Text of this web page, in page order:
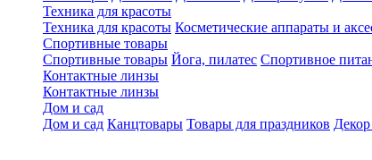
Техника для красоты
Техника для красоты Косметические аппараты и
Спортивные товары
Спортивные товары Йога, пилатес Спортивное
Контактные линзы
Контактные линзы
Дом и сад
Дом и сад Канцтовары Товары для праздников